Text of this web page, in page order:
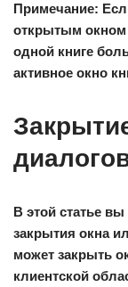
Примечание:
открытым окном
одной книге
активное окно
В этой статье
закрытия окна
может закрыть
клиентской